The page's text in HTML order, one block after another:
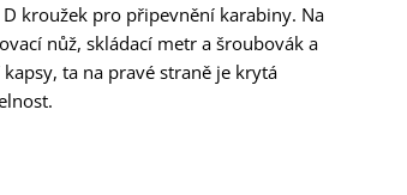
kroužek pro připevnění karabiny. Na
nůž, skládací metr a šroubovák a
ta na pravé straně je krytá